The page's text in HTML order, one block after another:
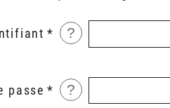
?
passe ?